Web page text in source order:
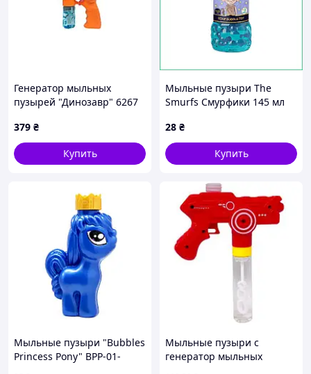
Генератор мыльных
пузырей "Динозавр" 6267
Оранжевый
379 ₴
Купить
Мыльные пузыри The
Smurfs Смурфики 145 мл
крепкий мыльный раствор
детям в подарок
28 ₴
Купить
Мыльные пузыри "Bubbles
Princess Pony" BPP-01-
Мыльные пузыри с
генератор мыльных